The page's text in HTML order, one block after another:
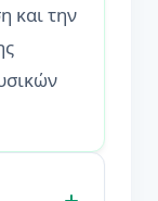
και την